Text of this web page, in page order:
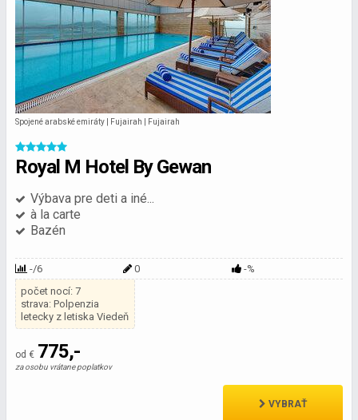
Spojené arabské emiráty | Fujairah | Fujairah
Royal M Hotel By Gewan
Výbava pre deti a iné...
à la carte
Bazén
-/6 0
-%
počet nocí: 7
strava: Polpenzia
letecky z letiska Viedeň
od € 775,-
za osobu vrátane poplatkov
VYBRAŤ